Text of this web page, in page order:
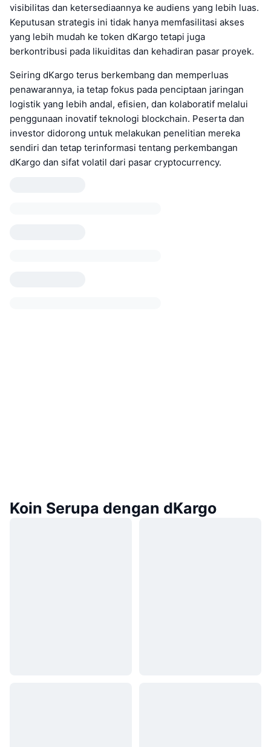
visibilitas dan ketersediaannya ke audiens yang lebih luas.
Keputusan strategis ini tidak hanya memfasilitasi akses
yang lebih mudah ke token dKargo tetapi juga
berkontribusi pada likuiditas dan kehadiran pasar proyek.
Seiring dKargo terus berkembang dan memperluas
penawarannya, ia tetap fokus pada penciptaan jaringan
logistik yang lebih andal, efisien, dan kolaboratif melalui
penggunaan inovatif teknologi blockchain. Peserta dan
investor didorong untuk melakukan penelitian mereka
sendiri dan tetap terinformasi tentang perkembangan
dKargo dan sifat volatil dari pasar cryptocurrency.
Koin Serupa dengan dKargo